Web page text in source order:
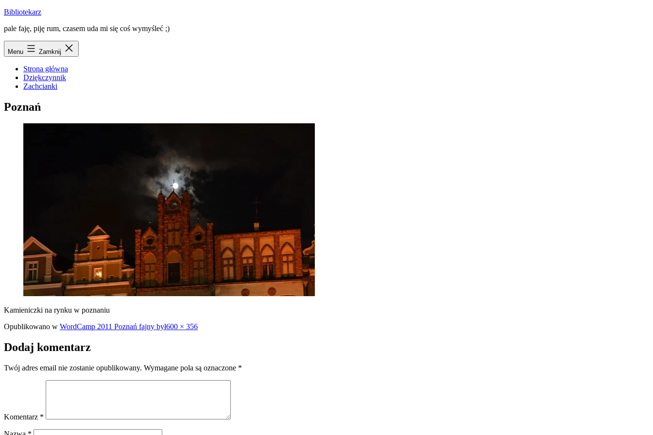
Przejdź
treści
Bibliotekarz
pale faję, piję rum, czasem uda mi się coś wymyśleć ;)
Menu Zamknij
Strona główna
Dziękczynnik
Zachcianki
Poznań
Kamieniczki na rynku w poznaniu
Opublikowano w WordCamp 2011 Poznań fajny byłPełny
600 × 356
Dodaj komentarz
Twój adres email nie zostanie opublikowany. Wymagane pola są oznaczone *
Komentarz *